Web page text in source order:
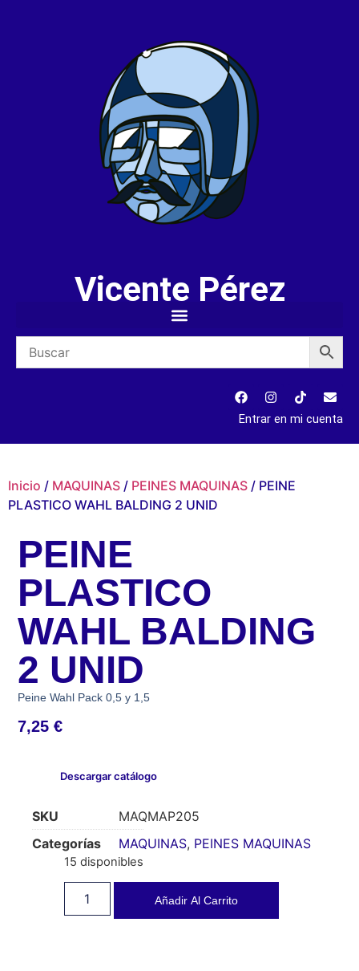
Vicente Pérez
Entrar en mi cuenta
Inicio / MAQUINAS / PEINES MAQUINAS / PEINE
PLASTICO WAHL BALDING 2 UNID
PEINE
PLASTICO
WAHL BALDING
2 UNID
Peine Wahl Pack 0,5 y 1,5
7,25€
Descargar catálogo
SKU
MAQMAP205
Categorías
MAQUINAS, PEINES MAQUINAS
15 disponibles
Añadir Al Carrito